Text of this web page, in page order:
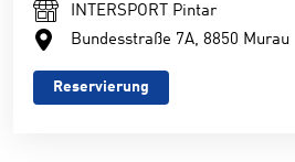
INTERSPORT Pintar
Bundesstraße 7A, 8850 Murau
Reservierung